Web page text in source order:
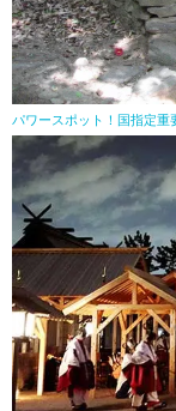
パワースポット！国指定重